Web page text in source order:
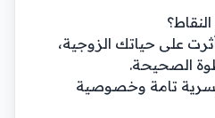
على حياتك الزوجية،
الصحيحة.
تامة وخصوصية